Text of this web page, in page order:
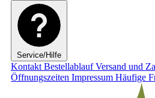
Service/Hilfe
Kontakt BestellablaufVersand und
Öffnungszeiten Impressum Häufige